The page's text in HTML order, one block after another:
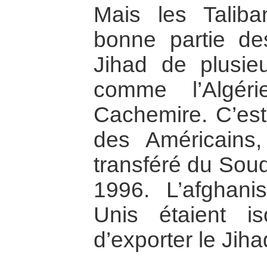
Mais les
bonne partie
Jihad de
comme
Cachemire.
des
transféré du
1996.
Unis étaient
d’exporter le